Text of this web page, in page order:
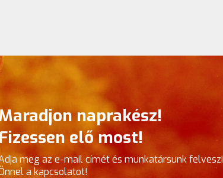
naprakész!
elő most!
meg az e-mail címét és munkatársunk felveszi
a kapcsolatot!